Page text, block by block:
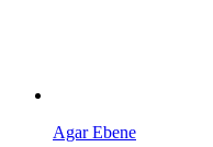
Agar Ebene